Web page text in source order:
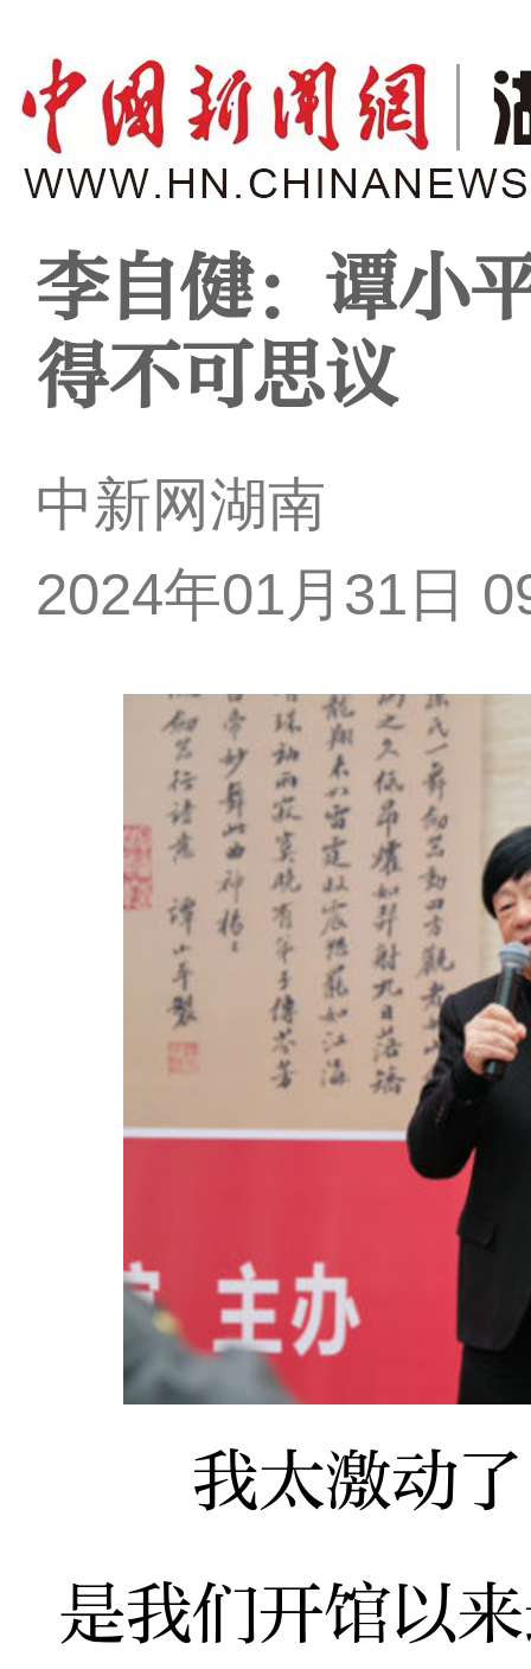
李自健：谭小
得不可思议
中新网湖南
2024年01月31日
我太激动了
是我们开馆以